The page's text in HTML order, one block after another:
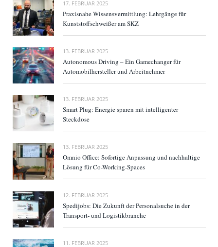
17. FEBRUAR 2025
Praxisnahe Wissensvermittlung: Lehrgänge für
Kunststoffschweißer am SKZ
13. FEBRUAR 2025
Autonomous Driving – Ein Gamechanger für
Automobilhersteller und Arbeitnehmer
13. FEBRUAR 2025
Smart Plug: Energie sparen mit intelligenter
Steckdose
13. FEBRUAR 2025
Omnio Office: Sofortige Anpassung und nachhaltige
Lösung für Co-Working-Spaces
12. FEBRUAR 2025
Spedijobs: Die Zukunft der Personalsuche in der
Transport- und Logistikbranche
11. FEBRUAR 2025